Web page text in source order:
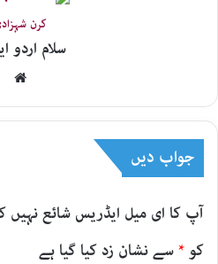
کرن
سلام اردو
جواب دیں
آپ کا ای میل ایڈریس شائع نہیں
کو *سے نشان زد کیا گیا ہے